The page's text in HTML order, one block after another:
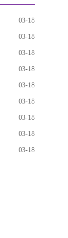
03-18
03-18
03-18
03-18
03-18
03-18
03-18
03-18
03-18